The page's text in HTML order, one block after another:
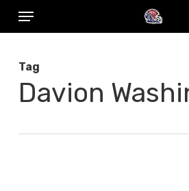
Skip
content
Menu
Tag
Davion